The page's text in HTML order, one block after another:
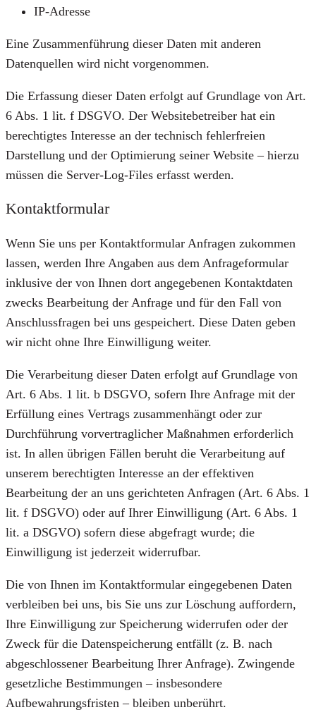
IP-Adresse
Eine Zusammenführung dieser Daten mit anderen
Datenquellen wird nicht vorgenommen.
Die Erfassung dieser Daten erfolgt auf Grundlage von Art.
6 Abs. 1 lit. f DSGVO. Der Websitebetreiber hat ein
berechtigtes Interesse an der technisch fehlerfreien
Darstellung und der Optimierung seiner Website – hierzu
müssen die Server-Log-Files erfasst werden.
Kontaktformular
Wenn Sie uns per Kontaktformular Anfragen zukommen
lassen, werden Ihre Angaben aus dem Anfrageformular
inklusive der von Ihnen dort angegebenen Kontaktdaten
zwecks Bearbeitung der Anfrage und für den Fall von
Anschlussfragen bei uns gespeichert. Diese Daten geben
wir nicht ohne Ihre Einwilligung weiter.
Die Verarbeitung dieser Daten erfolgt auf Grundlage von
Art. 6 Abs. 1 lit. b DSGVO, sofern Ihre Anfrage mit der
Erfüllung eines Vertrags zusammenhängt oder zur
Durchführung vorvertraglicher Maßnahmen erforderlich
ist. In allen übrigen Fällen beruht die Verarbeitung auf
unserem berechtigten Interesse an der effektiven
Bearbeitung der an uns gerichteten Anfragen (Art. 6 Abs. 1
lit. f DSGVO) oder auf Ihrer Einwilligung (Art. 6 Abs. 1
lit. a DSGVO) sofern diese abgefragt wurde; die
Einwilligung ist jederzeit widerrufbar.
Die von Ihnen im Kontaktformular eingegebenen Daten
verbleiben bei uns, bis Sie uns zur Löschung auffordern,
Ihre Einwilligung zur Speicherung widerrufen oder der
Zweck für die Datenspeicherung entfällt (z. B. nach
abgeschlossener Bearbeitung Ihrer Anfrage). Zwingende
gesetzliche Bestimmungen – insbesondere
Aufbewahrungsfristen – bleiben unberührt.